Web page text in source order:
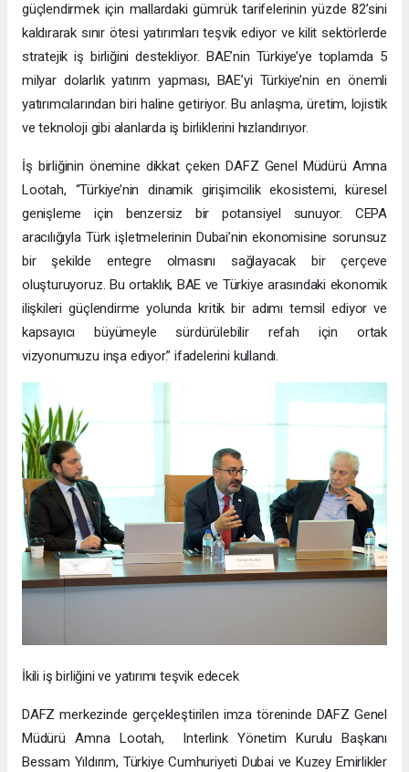
güçlendirmek için mallardaki gümrük tarifelerinin yüzde 82’sini
kaldırarak sınır ötesi yatırımları teşvik ediyor ve kilit sektörlerde
stratejik iş birliğini destekliyor. BAE’nin Türkiye’ye toplamda 5
milyar dolarlık yatırım yapması, BAE’yi Türkiye’nin en önemli
yatırımcılarından biri haline getiriyor. Bu anlaşma, üretim, lojistik
ve teknoloji gibi alanlarda iş birliklerini hızlandırıyor.
İş birliğinin önemine dikkat çeken DAFZ Genel Müdürü Amna
Lootah, “Türkiye’nin dinamik girişimcilik ekosistemi, küresel
genişleme için benzersiz bir potansiyel sunuyor. CEPA
aracılığıyla Türk işletmelerinin Dubai’nin ekonomisine sorunsuz
bir şekilde entegre olmasını sağlayacak bir çerçeve
oluşturuyoruz. Bu ortaklık, BAE ve Türkiye arasındaki ekonomik
ilişkileri güçlendirme yolunda kritik bir adımı temsil ediyor ve
kapsayıcı büyümeyle sürdürülebilir refah için ortak
vizyonumuzu inşa ediyor.” ifadelerini kullandı.
İkili iş birliğini ve yatırımı teşvik edecek
DAFZ merkezinde gerçekleştirilen imza töreninde DAFZ Genel
Müdürü Amna Lootah, Interlink Yönetim Kurulu Başkanı
Bessam Yıldırım, Türkiye Cumhuriyeti Dubai ve Kuzey Emirlikler